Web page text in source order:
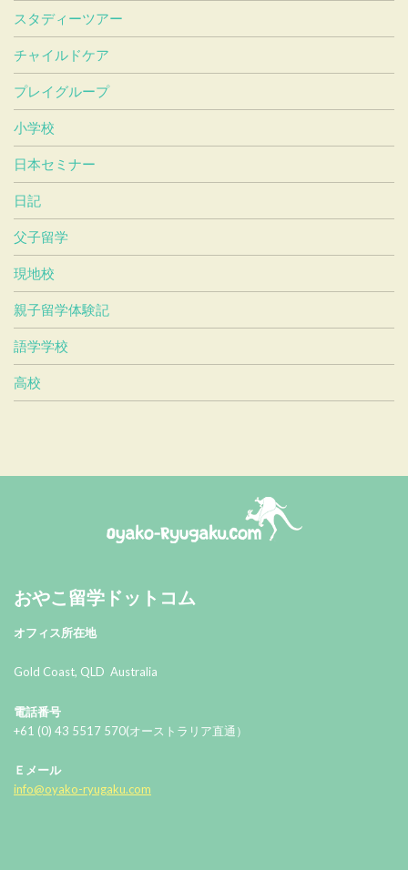
スタディーツアー
チャイルドケア
プレイグループ
小学校
日本セミナー
日記
父子留学
現地校
親子留学体験記
語学学校
高校
おやこ留学ドットコム
オフィス所在地
Gold Coast, QLD Australia
電話番号
+61 (0) 43 5517 570(オーストラリア直通）
Ｅメール
info@oyako-ryugaku.com